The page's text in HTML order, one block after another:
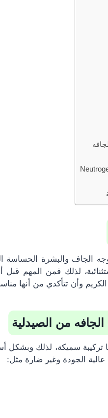
الجاف والبشرة الحساسة
لذلك فمن المهم قبل
وأن تتأكدي من أنها
من الصيدلية
سميكة، لذلك وبشكل
عالية الجودة وغير ضارة مثل: